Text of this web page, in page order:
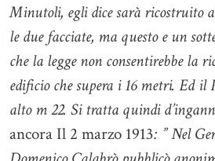
Minutoli, egli dice sarà ricostruito
le due facciate, ma questo e un
che la legge non consentirebbe la
edificio che supera i 16 metri. Ed il
alto m 22. Si tratta quindi
ancora Il 2 marzo 1913: ” Nel